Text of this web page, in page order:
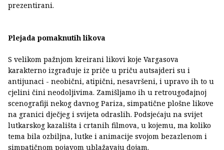
prezentirani.
Plejada pomaknutih likova
S velikom pažnjom kreirani likovi koje Vargasova
karakterno izgrađuje iz priče u priču autsajderi su i
antijunaci - neobični, atipični, nesavršeni, i upravo ih to u
cjelini čini neodoljivima. Zamišljamo ih u retrougođajnoj
scenografiji nekog davnog Pariza, simpatične plošne likove
na granici dječjeg i svijeta odraslih. Podsjećaju na svijet
lutkarskog kazališta i crtanih filmova, u kojemu, ma koliko
tema bila ozbiljna, lutke i animacije svojom bezazlenom i
simpatičnom pojavom ublažavaju dojam.